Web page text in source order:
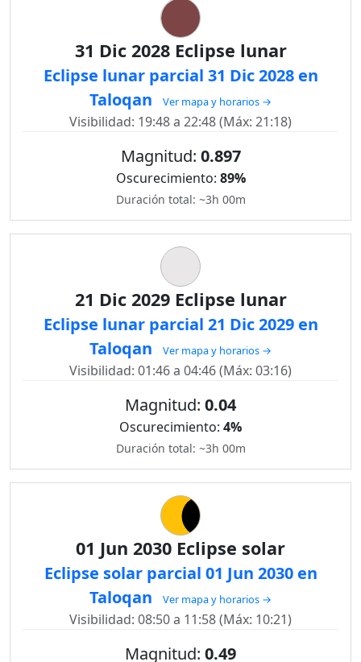
31 Dic 2028 Eclipse lunar
Eclipse lunar parcial 31 Dic 2028 en
Taloqan
Ver mapa y horarios →
Visibilidad: 19:48 a 22:48 (Máx: 21:18)
Magnitud: 0.897
Oscurecimiento: 89%
Duración total: ~3h 00m
21 Dic 2029 Eclipse lunar
Eclipse lunar parcial 21 Dic 2029 en
Taloqan
Ver mapa y horarios →
Visibilidad: 01:46 a 04:46 (Máx: 03:16)
Magnitud: 0.04
Oscurecimiento: 4%
Duración total: ~3h 00m
01 Jun 2030 Eclipse solar
Eclipse solar parcial 01 Jun 2030 en
Taloqan
Ver mapa y horarios →
Visibilidad: 08:50 a 11:58 (Máx: 10:21)
Magnitud: 0.49